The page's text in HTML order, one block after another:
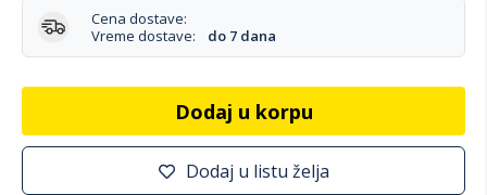
Cena dostave:
Vreme dostave:
do 7 dana
Dodaj u korpu
Dodaj u listu želja